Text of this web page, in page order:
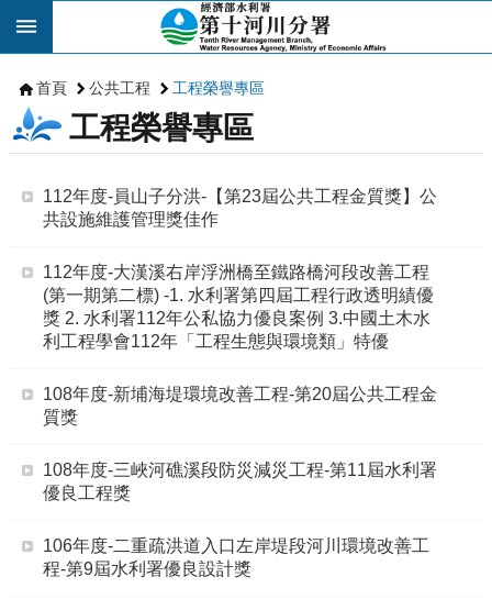
跳到主要內容區塊
首頁 公共工程 工程榮譽專區
工程榮譽專區
112年度-員山子分洪-【第23屆公共工程金質獎】公
共設施維護管理獎佳作
112年度-大漢溪右岸浮洲橋至鐵路橋河段改善工程
(第一期第二標) -1. 水利署第四屆工程行政透明績優
獎 2. 水利署112年公私協力優良案例 3.中國土木水
利工程學會112年「工程生態與環境類」特優
108年度-新埔海堤環境改善工程-第20屆公共工程金
質獎
108年度-三峽河礁溪段防災減災工程-第11屆水利署
優良工程獎
106年度-二重疏洪道入口左岸堤段河川環境改善工
程-第9屆水利署優良設計獎